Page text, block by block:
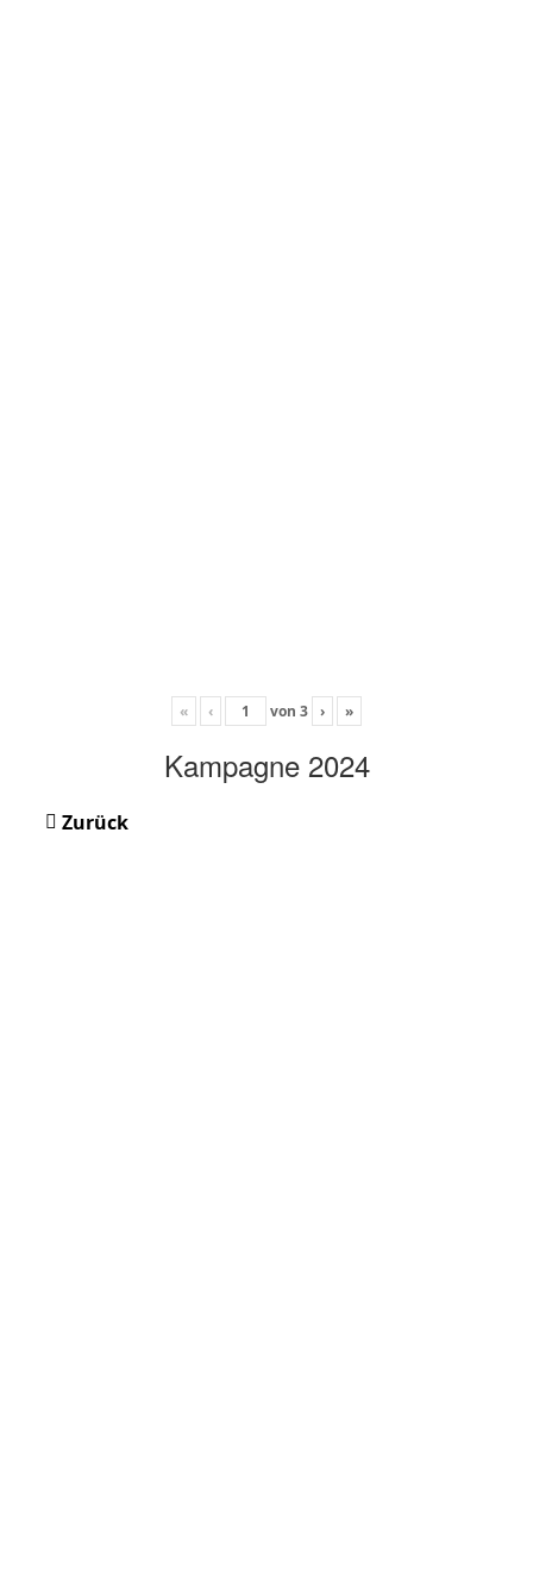
« ‹ von 3 › »
Kampagne 2024
Zurück